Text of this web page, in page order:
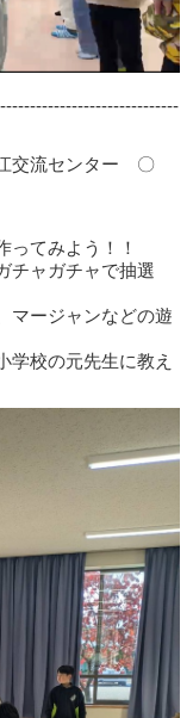
交流センター 〇
ってみよう！！
チャガチャで抽選
マージャンなどの遊
学校の元先生に教え